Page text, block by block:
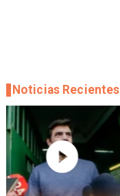
Noticias Recientes